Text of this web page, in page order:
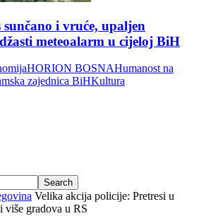
sunčano i vruće, upaljen
meteoalarm u cijeloj BiH
HORION BOSNAHumanost na
zajednica BiHKultura
Velika akcija policije: Pretresi u
gradova u RS